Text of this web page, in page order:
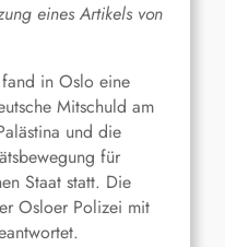
eines Artikels von
in Oslo eine
Mitschuld am
und die
für
Staat statt. Die
Osloer Polizei mit